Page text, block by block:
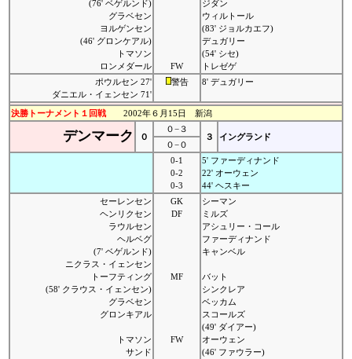
(76' ベゲルンド)
グラベセン
ヨルゲンセン
(46' グロンケアル)
トマソン
ロンメダール
FW
ジダン
ウィルトール
(83' ジョルカエフ)
デュガリー
(54' シセ)
トレゼゲ
ポウルセン 27'
ダニエル・イェンセン 71'
警告 8' デュガリー
決勝トーナメント１回戦 2002年６月15日 新潟
デンマーク ０
０−３
３
イングランド
０−０
0-1
0-2
0-3
5' ファーディナンド
22' オーウェン
44' ヘスキー
セーレンセン
ヘンリクセン
ラウルセン
ヘルベグ
(7' ベゲルンド)
ニクラス・イェンセン
トーフティング
(58' クラウス・イェンセン)
グラベセン
グロンキアル
トマソン
サンド
GK
DF
MF
FW
シーマン
ミルズ
アシュリー・コール
ファーディナンド
キャンベル
バット
シンクレア
ベッカム
スコールズ
(49' ダイアー)
オーウェン
(46' ファウラー)